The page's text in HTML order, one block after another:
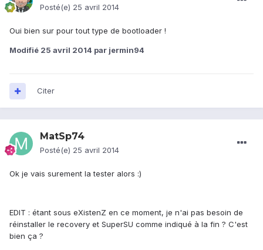
Posté(e) 25 avril 2014
Oui bien sur pour tout type de bootloader !
Modifié 25 avril 2014 par jermin94
Citer
MatSp74
Posté(e) 25 avril 2014
Ok je vais surement la tester alors :)
EDIT : étant sous eXistenZ en ce moment, je n'ai pas besoin de
réinstaller le recovery et SuperSU comme indiqué à la fin ? C'est
bien ça ?